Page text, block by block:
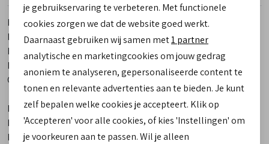
Merk
Wolky
Leveranciercode
0447530.000
Bestelcode
00018613-1
Los voetbed
Ja
Categorie
Korte laarsjes | veterboots |
chelseaboots
Kleur
Zwart
Materiaal buitenkant
Leer
Materiaal binnenkant
Leer
Analytische cookies
Marketing cookies
je gebruikservaring te verbeteren. Met functionele
cookies zorgen we dat de website goed werkt.
Daarnaast gebruiken wij samen met1 partner
analytische en marketingcookies om jouw gedrag
anoniem te analyseren, gepersonaliseerde content te
tonen en relevante advertenties aan te bieden. Je kunt
zelf bepalen welke cookies je accepteert. Klik op
'Accepteren' voor alle cookies, of kies 'Instellingen' om
je voorkeuren aan te passen. Wil je alleen